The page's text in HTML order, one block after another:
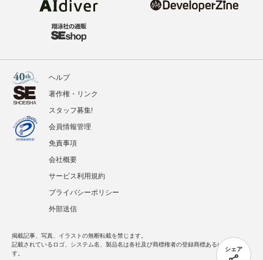
シェア
ヘルプ
著作権・リンク
スタッフ募集!
会員情報管理
免責事項
会社概要
サービス利用規約
プライバシーポリシー
外部送信
掲載記事、写真、イラストの無断転載を禁じます。
記載されているロゴ、システム名、製品名は各社及び商標権者の登録商標あるいは商標で
す。